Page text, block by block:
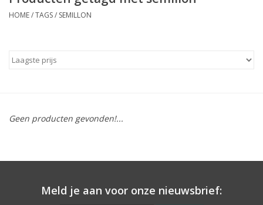
Wijnproeverij
Wijnhuizen
HOME/TAGS/ SEMILLON
Geen producten gevonden!...
Meld je aan voor onze nieuwsbrief: